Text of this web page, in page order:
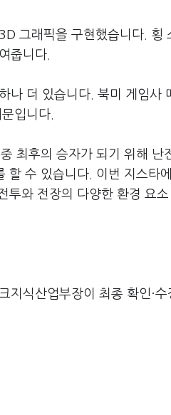
그래픽을 구현했습니다. 횡
줍니다.
나 더 있습니다. 북미 게임사
입니다.
최후의 승자가 되기 위해 난
할 수 있습니다. 이번 지스타
와 전장의 다양한 환경 요
식산업부장이 최종 확인·수